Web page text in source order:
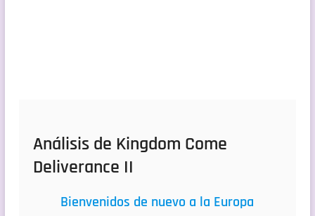
Análisis de Kingdom Come
Deliverance II
Bienvenidos de nuevo a la Europa